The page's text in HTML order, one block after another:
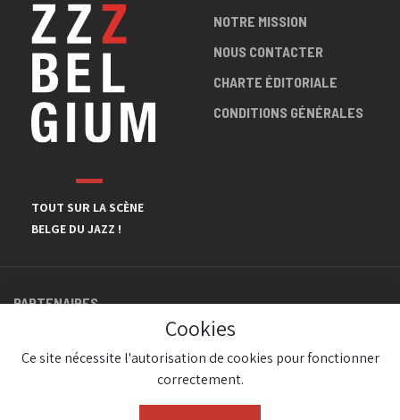
TOUT SUR LA SCÈNE
BELGE DU JAZZ !
NOTRE MISSION
NOUS CONTACTER
CHARTE ÉDITORIALE
CONDITIONS GÉNÉRALES
PARTENAIRES
Cookies
Ce site nécessite l'autorisation de cookies pour fonctionner
correctement.